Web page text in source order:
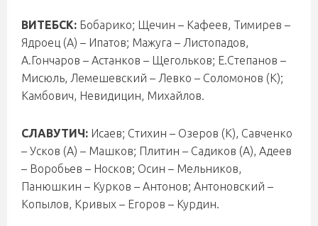
ВИТЕБСК: Бобарико; Щечин – Кафеев, Тимирев –
Ядроец (А) – Ипатов; Мажуга – Листопадов,
А.Гончаров – Астанков – Щегольков; Е.Степанов –
Мисюль, Лемешевский – Левко – Соломонов (К);
Камбович, Невидицин, Михайлов.
СЛАВУТИЧ: Исаев; Стихин – Озеров (К), Савченко
– Усков (А) – Машков; Плитин – Садиков (А), Адеев
– Воробьев – Носков; Осин – Мельников,
Панюшкин – Курков – Антонов; Антоновский –
Копылов, Кривых – Егоров – Курдин.